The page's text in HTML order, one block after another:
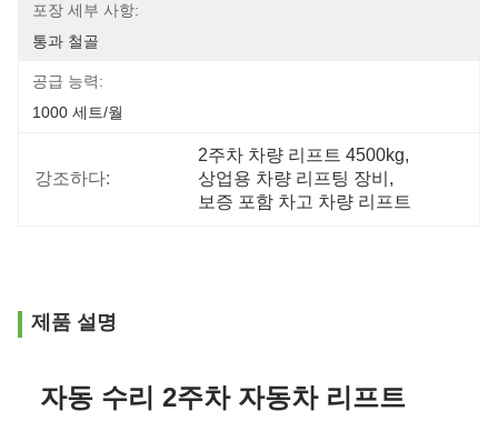
포장 세부 사항:
통과 철골
공급 능력:
1000 세트/월
강조하다:
2주차 차량 리프트 4500kg,
상업용 차량 리프팅 장비 ,
보증 포함 차고 차량 리프트
제품 설명
자동 수리 2주차 자동차 리프트